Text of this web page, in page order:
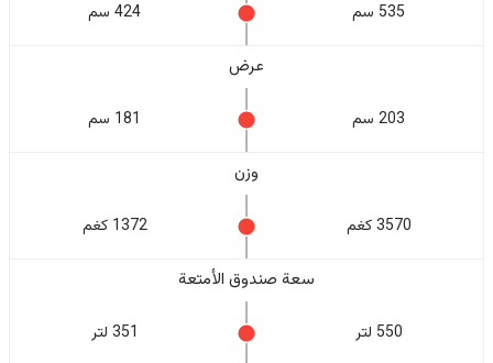
535 سم 424 سم
عرض
203 سم 181 سم
وزن
3570 كغم 1372 كغم
سعة صندوق الأمتعة
550 لتر 351 لتر